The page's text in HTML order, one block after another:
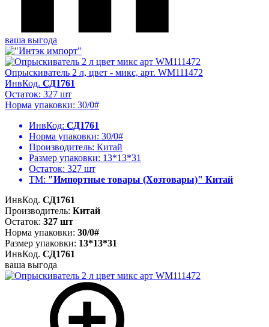
ваша выгода
Опрыскиватель 2 л, цвет - микс, арт. WM111472
ИнвКод. СД1761
Остаток: 327 шт
Норма упаковки: 30/0#
ИнвКод: СД1761
Норма упаковки: 30/0#
Производитель: Китай
Размер упаковки: 13*13*31
Остаток: 327 шт
ТМ: "Импортные товары (Хозтовары)" Китай
ИнвКод. СД1761
Производитель: Китай
Остаток: 327 шт
Норма упаковки: 30/0#
Размер упаковки: 13*13*31
ИнвКод. СД1761
ваша выгода